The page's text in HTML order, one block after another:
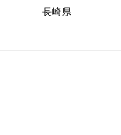
長崎県